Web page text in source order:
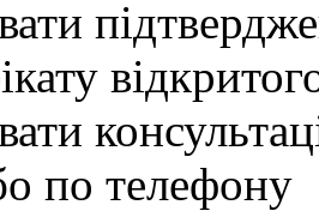
по телефону